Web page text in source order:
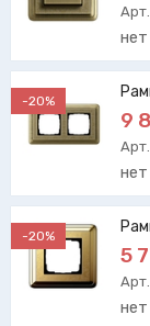
Арт.
-20%
9
-20%
5
Арт.